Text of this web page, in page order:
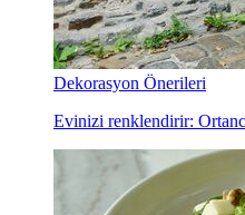
Dekorasyon Önerileri
Evinizi renklendirir: